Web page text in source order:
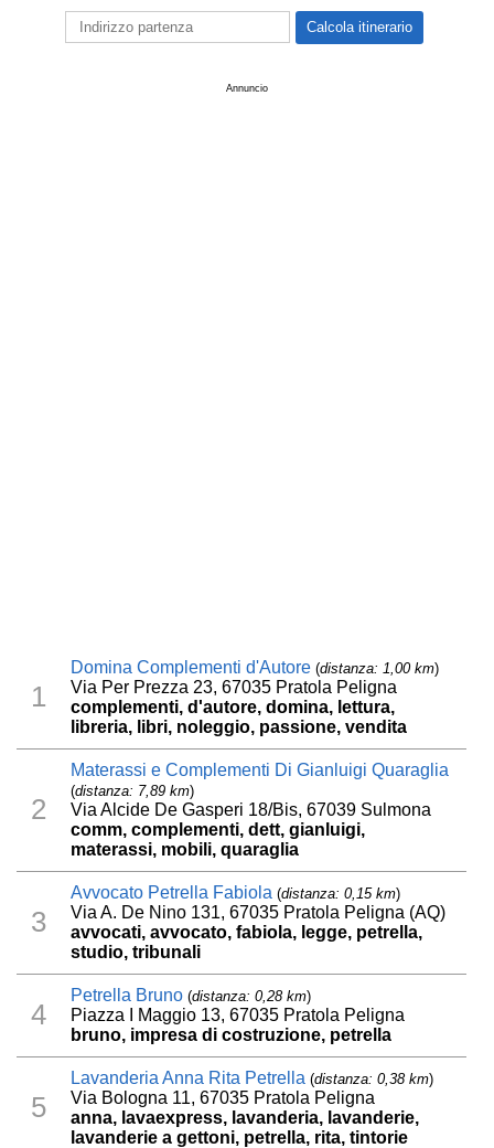
Annuncio
1
Domina Complementi d'Autore (distanza: 1,00 km)
Via Per Prezza 23, 67035 Pratola Peligna
complementi, d'autore, domina, lettura,
libreria, libri, noleggio, passione, vendita
2
Materassi e Complementi Di Gianluigi Quaraglia
(distanza: 7,89 km)
Via Alcide De Gasperi 18/Bis, 67039 Sulmona
comm, complementi, dett, gianluigi,
materassi, mobili, quaraglia
3
Avvocato Petrella Fabiola (distanza: 0,15 km)
Via A. De Nino 131, 67035 Pratola Peligna (AQ)
avvocati, avvocato, fabiola, legge, petrella,
studio, tribunali
4
Petrella Bruno (distanza: 0,28 km)
Piazza I Maggio 13, 67035 Pratola Peligna
bruno, impresa di costruzione, petrella
5
Lavanderia Anna Rita Petrella (distanza: 0,38 km)
Via Bologna 11, 67035 Pratola Peligna
anna, lavaexpress, lavanderia, lavanderie,
lavanderie a gettoni, petrella, rita, tintorie